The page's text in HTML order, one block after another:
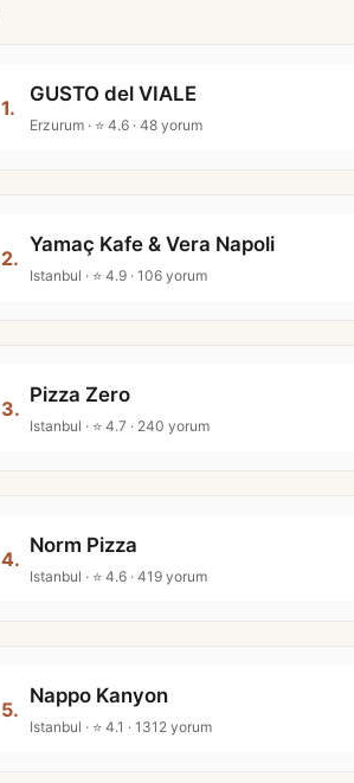
1.
GUSTO del VIALE
Erzurum · ⭐ 4.6 · 48 yorum
2.
Yamaç Kafe & Vera Napoli
Istanbul · ⭐ 4.9 · 106 yorum
3.
Pizza Zero
Istanbul · ⭐ 4.7 · 240 yorum
4.
Norm Pizza
Istanbul · ⭐ 4.6 · 419 yorum
5.
Nappo Kanyon
Istanbul · ⭐ 4.1 · 1312 yorum